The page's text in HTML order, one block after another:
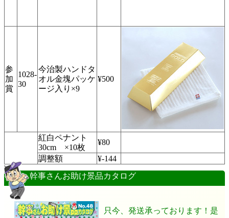
参
加
賞
1028-
30
今治製ハンドタ
オル金塊パッケ
ージ入り×9
¥500
紅白ペナント
30cm ×10枚
¥80
調整額
¥-144
幹事さんお助け景品カタログ
只今、発送承っております！是